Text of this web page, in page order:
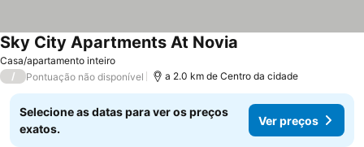
Casa/apartamento inteiro
Sky City Apartments At Novia
/ Pontuação não disponível a 2.0 km de Centro da cidade
Selecione as datas para ver os preços
exatos.
Ver preços